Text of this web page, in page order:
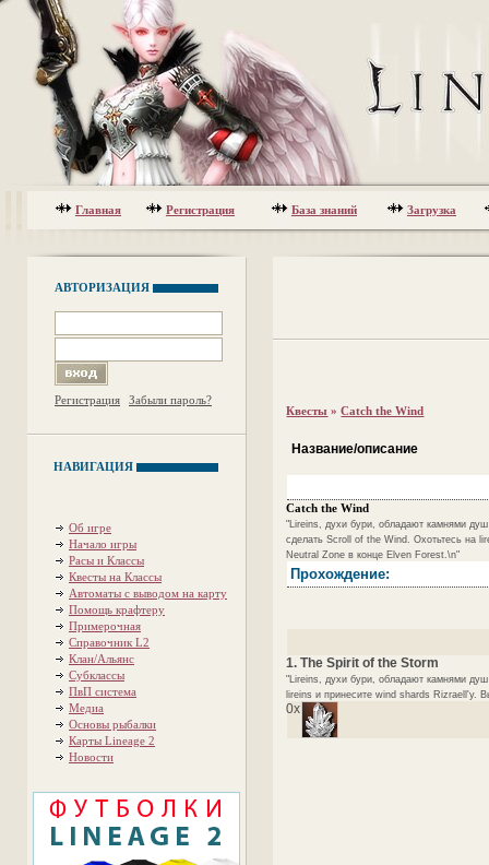
Главная Регистрация База знаний Загрузка
АВТОРИЗАЦИЯ
Регистрация Забыли пароль?
НАВИГАЦИЯ
Об игре
Начало игры
Расы и Классы
Квесты на Классы
Автоматы с выводом на карту
Помощь крафтеру
Примерочная
Справочник L2
Клан/Альянс
Субклассы
ПвП система
Медиа
Основы рыбалки
Карты Lineage 2
Новости
Квесты »Catch the Wind
Название/описание
Catch the Wind
"Lireins, духи бури, обладают камнями
сделать Scroll of the Wind. Охотьтесь на
Neutral Zone в конце Elven Forest.\n"
Прохождение:
1. The Spirit of the Storm
"Lireins, духи бури, обладают камнями
lireins и принесите wind shards Rizraell'у.
0x